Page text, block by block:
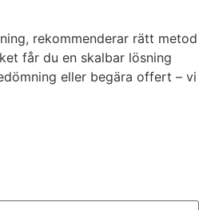
rekommenderar rätt metod
får du en skalbar lösning
eller begära offert – vi